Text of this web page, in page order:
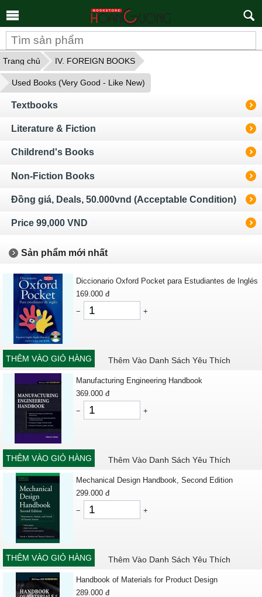
Trang chủ IV. FOREIGN BOOKS
Used Books (Very Good - Like New)
Textbooks
Literature & Fiction
Childrend's Books
Non-Fiction Books
Đồng giá, Deals, 50.000vnd (Acceptable Condition)
Price 99,000 VND
Sản phẩm mới nhất
Diccionario Oxford Pocket para Estudiantes de Inglés
169.000 đ
−
+
THÊM VÀO GIỎ HÀNG Thêm Vào Danh Sách Yêu Thích
Manufacturing Engineering Handbook
369.000 đ
−
+
THÊM VÀO GIỎ HÀNG Thêm Vào Danh Sách Yêu Thích
Mechanical Design Handbook, Second Edition
299.000 đ
−
+
THÊM VÀO GIỎ HÀNG Thêm Vào Danh Sách Yêu Thích
Handbook of Materials for Product Design
289.000 đ